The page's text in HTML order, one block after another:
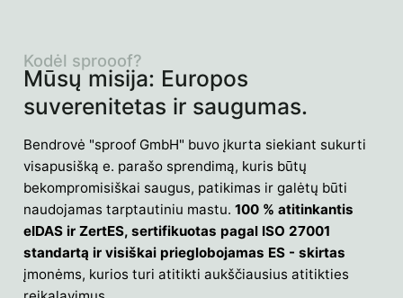
Mūsų misija: Europos
suverenitetas ir saugumas.
Kodėl sprooof?
Bendrovė "sproof GmbH" buvo įkurta siekiant sukurti
visapusišką e. parašo sprendimą, kuris būtų
bekompromisiškai saugus, patikimas ir galėtų būti
naudojamas tarptautiniu mastu.100 % atitinkantis
eIDAS ir ZertES, sertifikuotas pagal ISO 27001
standartą ir visiškai prieglobojamas ES - skirtas
įmonėms, kurios turi atitikti aukščiausius atitikties